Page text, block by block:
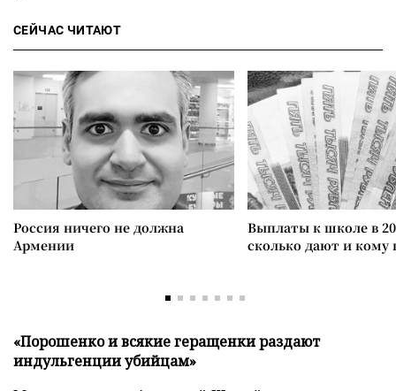
СЕЙЧАС ЧИТАЮТ
Россия ничего не должна
Армении
Выплаты к школе в
сколько дают и
«Порошенко и всякие геращенки раздают
индульгенции убийцам»